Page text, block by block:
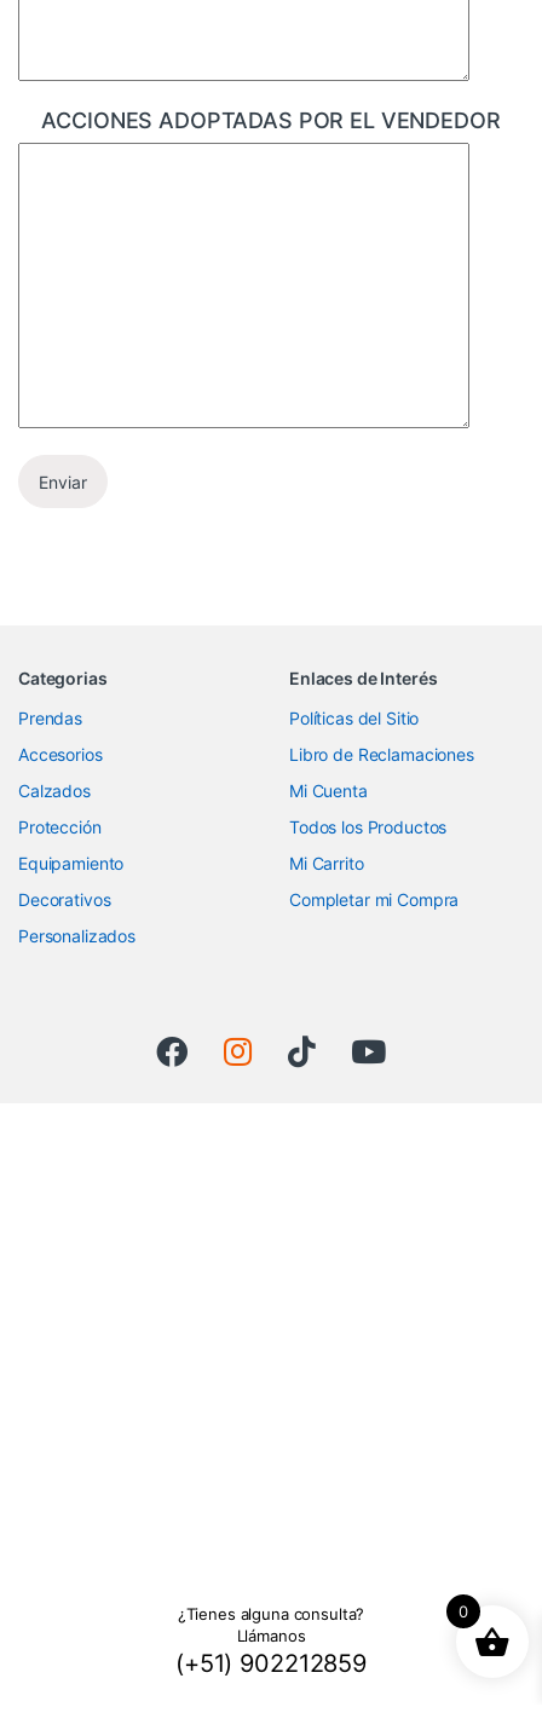
ACCIONES ADOPTADAS POR EL VENDEDOR
Categorias
Prendas
Accesorios
Calzados
Protección
Equipamiento
Decorativos
Personalizados
Enlaces de Interés
Políticas del Sitio
Libro de Reclamaciones
Mi Cuenta
Todos los Productos
Mi Carrito
Completar mi Compra
¿Tienes alguna consulta?
Llámanos
(+51) 902212859
0